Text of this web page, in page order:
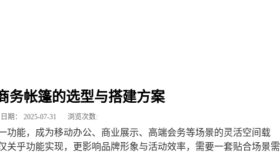
务帐篷的选型与搭建方案
日期： 2025-07-31 浏览次数:
功能，成为移动办公、商业展示、高端会务等场景的灵活空间载
关乎功能实现，更影响品牌形象与活动效率，需要一套贴合场景需